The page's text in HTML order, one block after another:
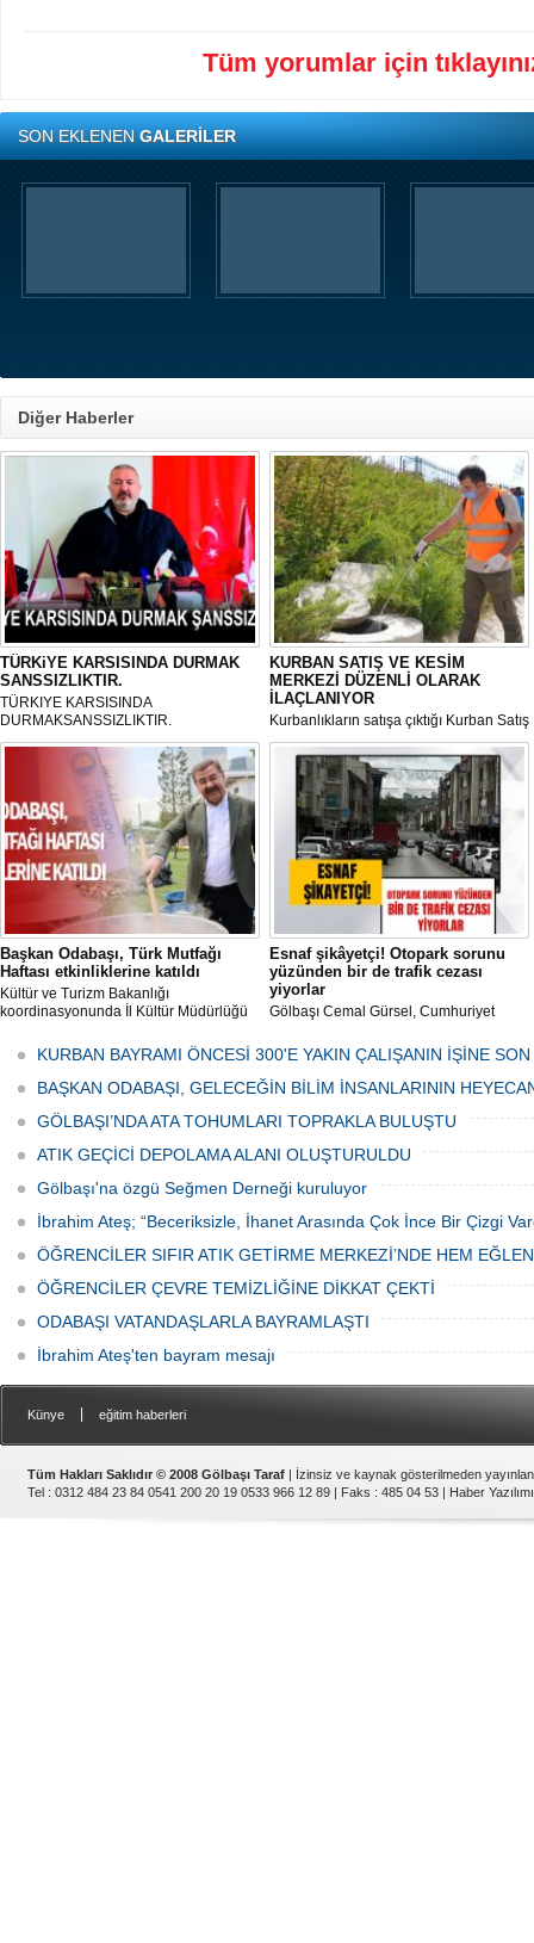
Tüm yorumlar için
SON EKLENENGALERİLER
Diğer Haberler
TÜRKiYE KARSISINDA DURMAK
SANSSIZLIKTIR.
TÜRKIYE KARSISINDA
DURMAKSANSSIZLIKTIR.
KURBAN SATIŞ VE KESİM
MERKEZİ DÜZENLİ OLARAK
İLAÇLANIYOR
Kurbanlıkların satışa çıktığı Kurban Satış
ve Kesim Merkezi, haşere ve
mikropların önüne geçilmesi amacıyla
her gün Gölbaşı Belediyesi ekipleri
tarafından düzenli olarak ilaçlanıyor.
Başkan Odabaşı, Türk Mutfağı
Haftası etkinliklerine katıldı
Kültür ve Turizm Bakanlığı
koordinasyonunda İl Kültür Müdürlüğü
Haftası" etkinlikleri Ankara'da devam
ediyor.
Esnaf şikâyetçi! Otopark sorunu
yüzünden bir de trafik cezası
yiyorlar
Gölbaşı Cemal Gürsel, Cumhuriyet
bulunan esnaf ve alışverişe gelen
vatandaşlar park cezaları yüzünden
canından bezdi.
KURBAN BAYRAMI ÖNCESİ 300'E YAKIN ÇALIŞANIN İŞİNE
BAŞKAN ODABAŞI, GELECEĞİN BİLİM İNSANLARININ
GÖLBAŞI’NDA ATA TOHUMLARI TOPRAKLA BULUŞTU
ATIK GEÇİCİ DEPOLAMA ALANI OLUŞTURULDU
Gölbaşı'na özgü Seğmen Derneği kuruluyor
İbrahim Ateş; “Beceriksizle, İhanet Arasında Çok İnce Bir Çizgi
ÖĞRENCİLER SIFIR ATIK GETİRME MERKEZİ’NDE HEM
ÖĞRENCİLER ÇEVRE TEMİZLİĞİNE DİKKAT ÇEKTİ
ODABAŞI VATANDAŞLARLA BAYRAMLAŞTI
İbrahim Ateş'ten bayram mesajı
Künye eğitim haberleri
Tüm Hakları Saklıdır © 2008 Gölbaşı Taraf | İzinsiz ve kaynak gösterilmeden
Tel : 0312 484 23 84 0541 200 20 19 0533 966 12 89 | Faks : 485 04 53 | Haber Yazılımı